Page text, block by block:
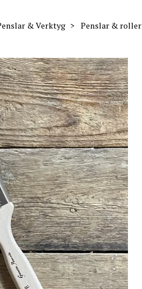
& Verktyg Penslar & roller